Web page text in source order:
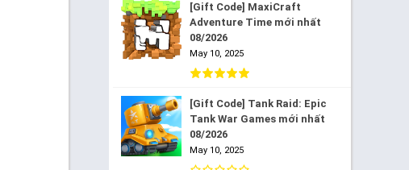
[Gift Code] MaxiCraft
Adventure Time mới nhất
08/2026
May 10, 2025
[Gift Code] Tank Raid: Epic
Tank War Games mới nhất
08/2026
May 10, 2025